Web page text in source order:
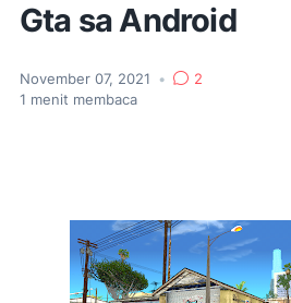
Gta sa Android
November 07, 2021 •
2
1 menit membaca